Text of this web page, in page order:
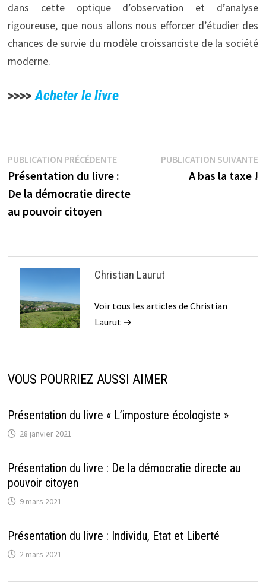
dans cette optique d’observation et d’analyse
rigoureuse, que nous allons nous efforcer d’étudier des
chances de survie du modèle croissanciste de la société
moderne.
>>>>Acheter le livre
Navigation
de
l’article
PUBLICATION PRÉCÉDENTEPublication
précédente :
Présentation du livre :
De la démocratie directe
au pouvoir citoyen
PUBLICATION SUIVANTE
A bas la taxe !
Christian Laurut
Voir tous les articles de Christian
Laurut →
VOUS POURRIEZ AUSSI AIMER
Présentation du livre « L’imposture écologiste »
28 janvier 2021
Présentation du livre : De la démocratie directe au
pouvoir citoyen
9 mars 2021
Présentation du livre : Individu, Etat et Liberté
2 mars 2021